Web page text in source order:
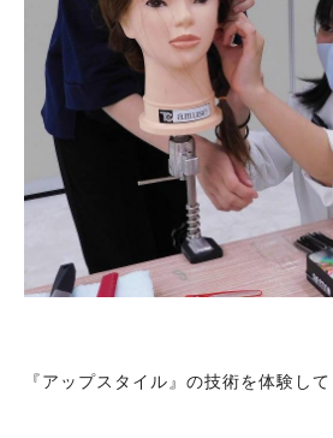
『アップスタイル』の技術を体験し